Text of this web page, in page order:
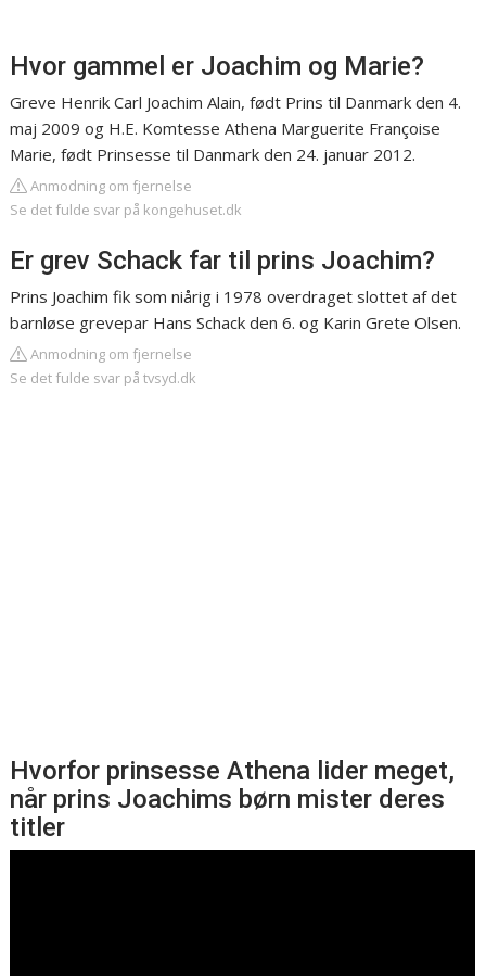
Hvor gammel er Joachim og Marie?
Greve Henrik Carl Joachim Alain, født Prins til Danmark den 4.
maj 2009 og H.E. Komtesse Athena Marguerite Françoise
Marie, født Prinsesse til Danmark den 24. januar 2012.
Anmodning om fjernelse
Se det fulde svar på kongehuset.dk
Er grev Schack far til prins Joachim?
Prins Joachim fik som niårig i 1978 overdraget slottet af det
barnløse grevepar Hans Schack den 6. og Karin Grete Olsen.
Anmodning om fjernelse
Se det fulde svar på tvsyd.dk
Hvorfor prinsesse Athena lider meget,
når prins Joachims børn mister deres
titler